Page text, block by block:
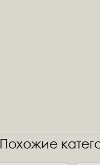
Похожие